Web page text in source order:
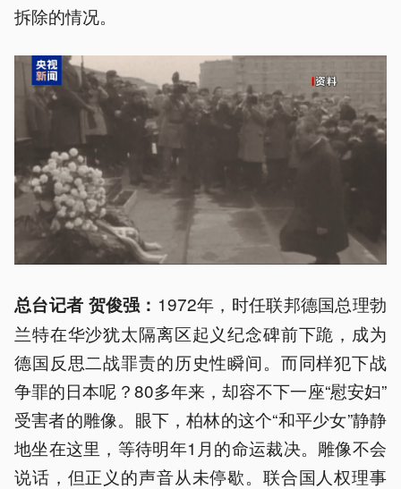
拆除的情况。
总台记者 贺俊强： 1972年，时任联邦德国总理勃
兰特在华沙犹太隔离区起义纪念碑前下跪，成为
德国反思二战罪责的历史性瞬间。而同样犯下战
争罪的日本呢？80多年来，却容不下一座“慰安妇”
受害者的雕像。眼下，柏林的这个“和平少女”静静
地坐在这里，等待明年1月的命运裁决。雕像不会
说话，但正义的声音从未停歇。联合国人权理事